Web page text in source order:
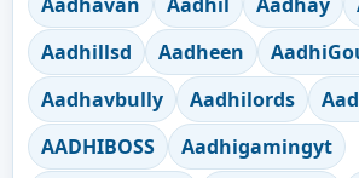
Aadhillsd
Aadheen
Aadhavbully
Aadhilords
AADHIBOSS
Aadhigamingyt